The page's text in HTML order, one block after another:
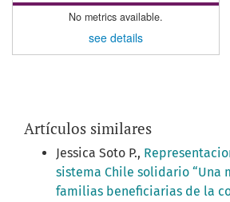
No metrics available.
see details
Artículos similares
Jessica Soto P.,
sistema Chile solidario “Una
familias beneficiarias de la